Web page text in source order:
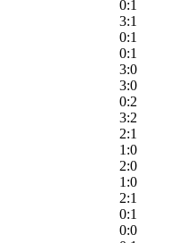
0:1
3:1
0:1
0:1
3:0
3:0
0:2
3:2
2:1
1:0
2:0
1:0
2:1
0:1
0:0